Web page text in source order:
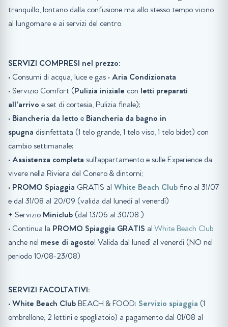
tranquillo, lontano dalla confusione ma allo stesso tempo vicino
al lungomare e ai servizi del centro.
SERVIZI COMPRESI nel prezzo:
• Consumi di acqua, luce e gas • Aria Condizionata
• Servizio Comfort (Pulizia iniziale con letti preparati
all’arrivo e set di cortesia, Pulizia finale);
• Biancheria da letto e Biancheria da bagno in
spugna disinfettata (1 telo grande, 1 telo viso, 1 telo bidet) con
cambio settimanale;
• Assistenza completa sull'appartamento e sulle Experience da
vivere nella Riviera del Conero & dintorni;
• PROMO Spiaggia GRATIS al White Beach Club fino al 31/07
e dal 31/08 al 20/09 (valida dal lunedì al venerdì)
+ Servizio Miniclub (dal 13/06 al 30/08 )
• Continua la PROMO Spiaggia GRATIS al White Beach Club
anche nel mese di agosto! Valida dal lunedì al venerdì (NO nel
periodo 10/08-23/08)
SERVIZI FACOLTATIVI:
• White Beach Club BEACH & FOOD: Servizio spiaggia (1
ombrellone, 2 lettini e spogliatoio) a pagamento dal 01/08 al